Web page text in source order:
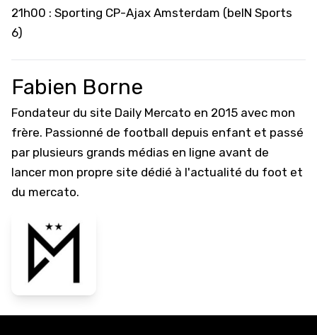
21h00 : Sporting CP-Ajax Amsterdam (beIN Sports
6)
Fabien Borne
Fondateur du site Daily Mercato en 2015 avec mon
frère. Passionné de football depuis enfant et passé
par plusieurs grands médias en ligne avant de
lancer mon propre site dédié à l'actualité du foot et
du mercato.